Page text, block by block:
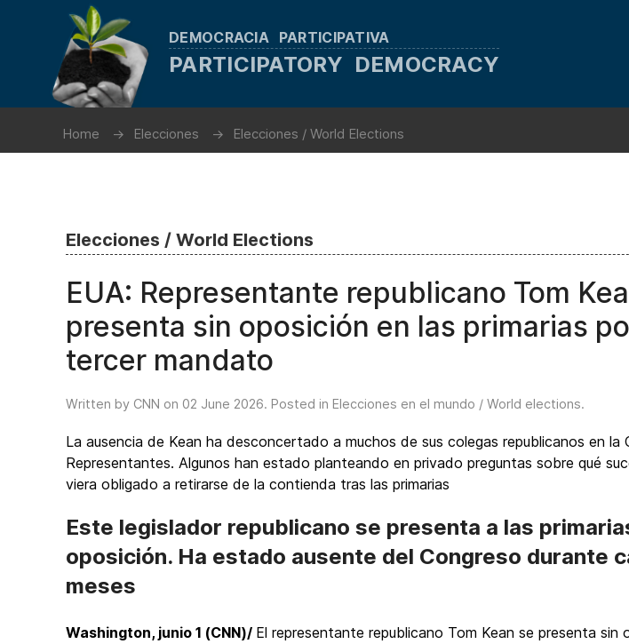
DEMOCRACIA PARTICIPATIVA
PARTICIPATORY DEMOCRACY
Home Elecciones Elecciones / World Elections
Elecciones / World Elections
EUA: Representante republicano Tom
presenta sin oposición en las primarias
tercer mandato
Written by CNN on 02 June 2026. Posted in Elecciones en el mundo / World elections.
La ausencia de Kean ha desconcertado a muchos de sus colegas republicanos en la
Representantes. Algunos han estado planteando en privado preguntas sobre qué
viera obligado a retirarse de la contienda tras las primarias
Este legislador republicano se presenta a las
oposición. Ha estado ausente del Congreso durante
meses
Washington, junio 1 (CNN)/ El representante republicano Tom Kean se presenta sin